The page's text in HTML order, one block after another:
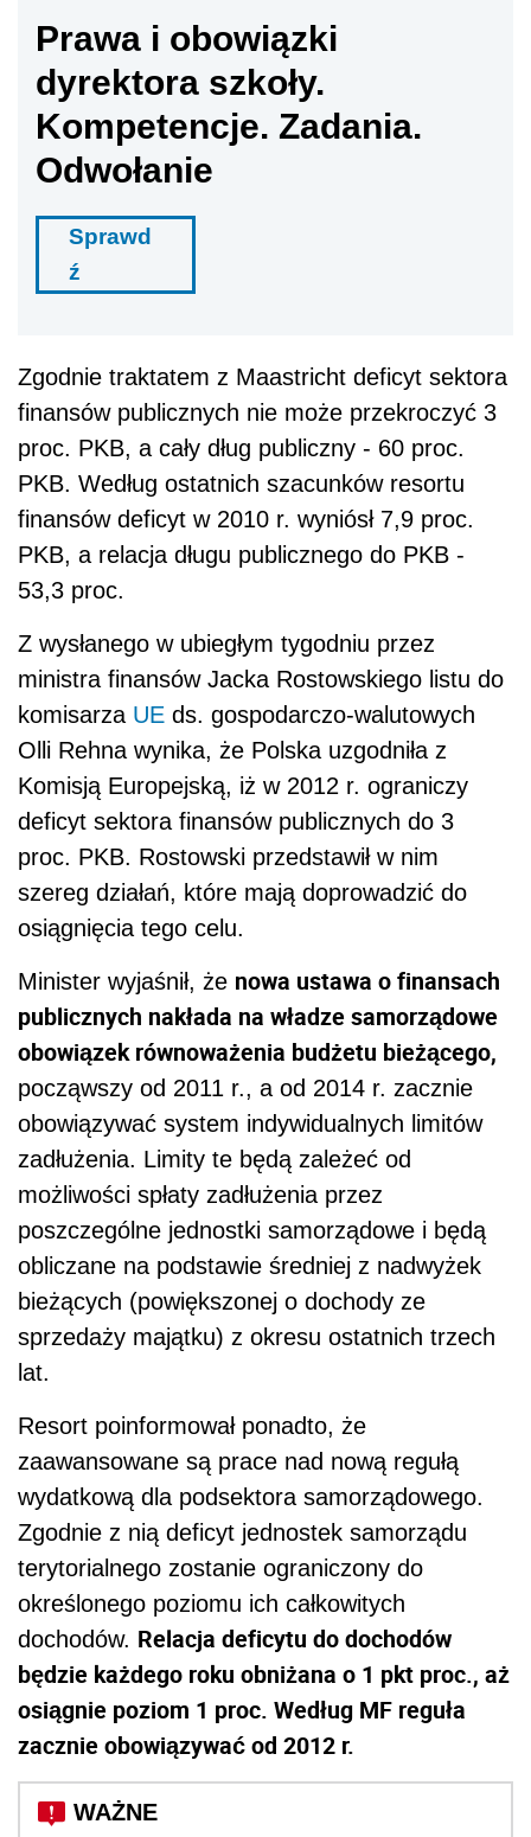
Prawa i obowiązki
dyrektora szkoły.
Kompetencje. Zadania.
Odwołanie
Sprawd
ź
Zgodnie traktatem z Maastricht deficyt sektora
finansów publicznych nie może przekroczyć 3
proc. PKB, a cały dług publiczny - 60 proc.
PKB. Według ostatnich szacunków resortu
finansów deficyt w 2010 r. wyniósł 7,9 proc.
PKB, a relacja długu publicznego do PKB -
53,3 proc.
Z wysłanego w ubiegłym tygodniu przez
ministra finansów Jacka Rostowskiego listu do
komisarza UE ds. gospodarczo-walutowych
Olli Rehna wynika, że Polska uzgodniła z
Komisją Europejską, iż w 2012 r. ograniczy
deficyt sektora finansów publicznych do 3
proc. PKB. Rostowski przedstawił w nim
szereg działań, które mają doprowadzić do
osiągnięcia tego celu.
Minister wyjaśnił, że nowa ustawa o finansach
publicznych nakłada na władze samorządowe
obowiązek równoważenia budżetu bieżącego,
począwszy od 2011 r., a od 2014 r. zacznie
obowiązywać system indywidualnych limitów
zadłużenia. Limity te będą zależeć od
możliwości spłaty zadłużenia przez
poszczególne jednostki samorządowe i będą
obliczane na podstawie średniej z nadwyżek
bieżących (powiększonej o dochody ze
sprzedaży majątku) z okresu ostatnich trzech
lat.
Resort poinformował ponadto, że
zaawansowane są prace nad nową regułą
wydatkową dla podsektora samorządowego.
Zgodnie z nią deficyt jednostek samorządu
terytorialnego zostanie ograniczony do
określonego poziomu ich całkowitych
dochodów. Relacja deficytu do dochodów
będzie każdego roku obniżana o 1 pkt proc., aż
osiągnie poziom 1 proc. Według MF reguła
zacznie obowiązywać od 2012 r.